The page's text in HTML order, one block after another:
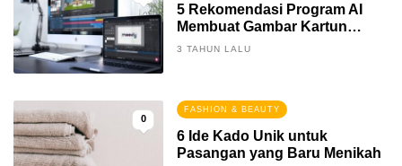
5 Rekomendasi Program AI
Membuat Gambar Kartun
Keren
3 TAHUN LALU
0
FASHION & BEAUTY
6 Ide Kado Unik untuk
Pasangan yang Baru Menikah